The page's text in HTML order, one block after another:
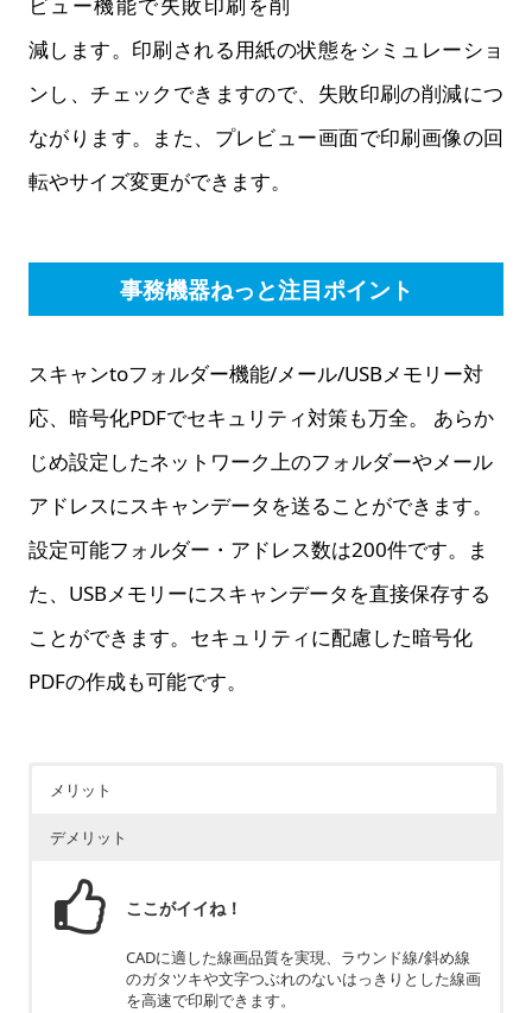
ビュー機能で失敗印刷を削
減します。印刷される用紙の状態をシミュレーショ
ンし、チェックできますので、失敗印刷の削減につ
ながります。また、プレビュー画面で印刷画像の回
転やサイズ変更ができます。
事務機器ねっと注目ポイント
スキャンtoフォルダー機能/メール/USBメモリー対
応、暗号化PDFでセキュリティ対策も万全。 あらか
じめ設定したネットワーク上のフォルダーやメール
アドレスにスキャンデータを送ることができます。
設定可能フォルダー・アドレス数は200件です。ま
た、USBメモリーにスキャンデータを直接保存する
ことができます。セキュリティに配慮した暗号化
PDFの作成も可能です。
メリット
デメリット
ここがイイね！
CADに適した線画品質を実現、ラウンド線/斜め線
のガタツキや文字つぶれのないはっきりとした線画
を高速で印刷できます。